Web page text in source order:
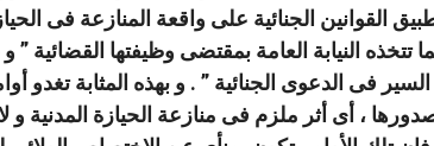
القوانين الجنائية على واقعة المنازعة فى
النيابة العامة بمقتضى وظيفتها القضائية
فى الدعوى الجنائية ” . و بهذه المثابة
، أى أثر ملزم فى منازعة الحيازة المدنية و